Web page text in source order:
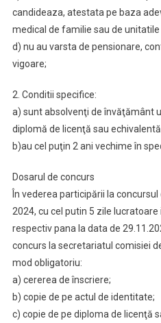
candideaza, atestata pe baza
medical de familie sau de
d) nu au varsta de pensionare,
vigoare;
2. Conditii specifice:
a) sunt absolvenţi de învăţământ
diplomă de licenţă sau
b)au cel puţin 2 ani vechime în
Dosarul de concurs
În vederea participării la
2024, cu cel putin 5 zile
respectiv pana la data de
concurs la secretariatul comisiei
mod obligatoriu:
a) cererea de înscriere;
b) copie de pe actul de identitate;
c) copie de pe diploma de licenţă